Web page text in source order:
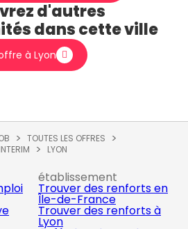
d'autres
dans cette ville
à Lyon
TOUTES LES OFFRES
INTERIM LYON
établissement
Trouver des renforts en
Île-de-France
Trouver des renforts à
Lyon